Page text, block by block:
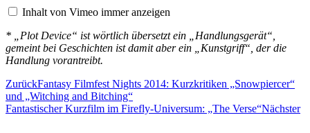
anzeigen
Inhalt von Vimeo immer anzeigen
* „Plot Device“ ist wörtlich übersetzt ein „Handlungsgerät“,
gemeint bei Geschichten ist damit aber ein „Kunstgriff“, der die
Handlung vorantreibt.
ZurückFantasy Filmfest Nights 2014: Kurzkritiken „Snowpiercer“
und „Witching and Bitching“
Fantastischer Kurzfilm im Firefly-Universum: „The Verse“Nächster